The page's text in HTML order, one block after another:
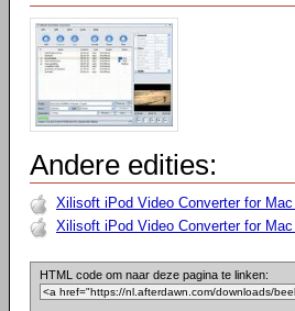
Andere edities:
Xilisoft iPod Video Converter for
Xilisoft iPod Video Converter for
HTML code om naar deze pagina te linken: